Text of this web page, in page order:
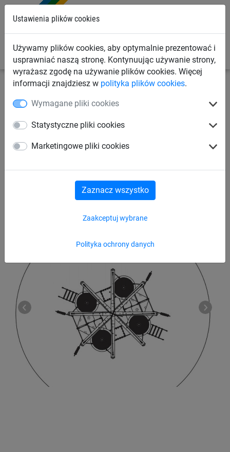
Ustawienia plików cookies
Używamy plików cookies, aby optymalnie prezentować i
usprawniać naszą stronę. Kontynuując używanie strony,
wyrażasz zgodę na używanie plików cookies. Więcej
informacji znajdziesz w polityka plików cookies.
Wymagane pliki cookies
Statystyczne pliki cookies
Marketingowe pliki cookies
Polityka ochrony danych
Zaakceptuj wybrane
Zaznacz wszystko
linowe dla dzieci od 6 lat
Drzewo Ptasie Gniazdo Drago